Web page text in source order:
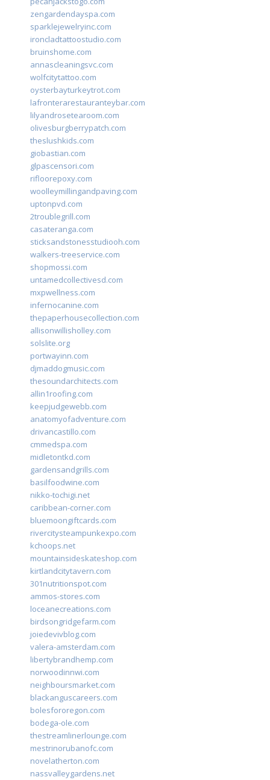
zengardendayspa.com
sparklejewelryinc.com
ironcladtattoostudio.com
bruinshome.com
annascleaningsvc.com
wolfcitytattoo.com
oysterbayturkeytrot.com
lafronterarestauranteybar.com
lilyandrosetearoom.com
olivesburgberrypatch.com
theslushkids.com
giobastian.com
glpascensori.com
rifloorepoxy.com
woolleymillingandpaving.com
uptonpvd.com
2troublegrill.com
casateranga.com
sticksandstonesstudiooh.com
walkers-treeservice.com
shopmossi.com
untamedcollectivesd.com
mxpwellness.com
infernocanine.com
thepaperhousecollection.com
allisonwillisholley.com
solslite.org
portwayinn.com
djmaddogmusic.com
thesoundarchitects.com
allin1roofing.com
keepjudgewebb.com
anatomyofadventure.com
drivancastillo.com
cmmedspa.com
midletontkd.com
gardensandgrills.com
basilfoodwine.com
nikko-tochigi.net
caribbean-corner.com
bluemoongiftcards.com
rivercitysteampunkexpo.com
kchoops.net
mountainsideskateshop.com
kirtlandcitytavern.com
301nutritionspot.com
ammos-stores.com
loceanecreations.com
birdsongridgefarm.com
joiedevivblog.com
valera-amsterdam.com
libertybrandhemp.com
norwoodinnwi.com
neighboursmarket.com
blackanguscareers.com
bolesfororegon.com
bodega-ole.com
thestreamlinerlounge.com
mestrinorubanofc.com
novelatherton.com
nassvalleygardens.net